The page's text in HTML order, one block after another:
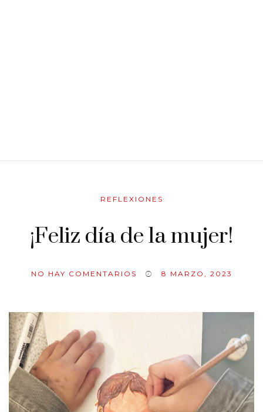
REFLEXIONES
¡Feliz día de la mujer!
NO HAY COMENTARIOS 8 MARZO, 2023